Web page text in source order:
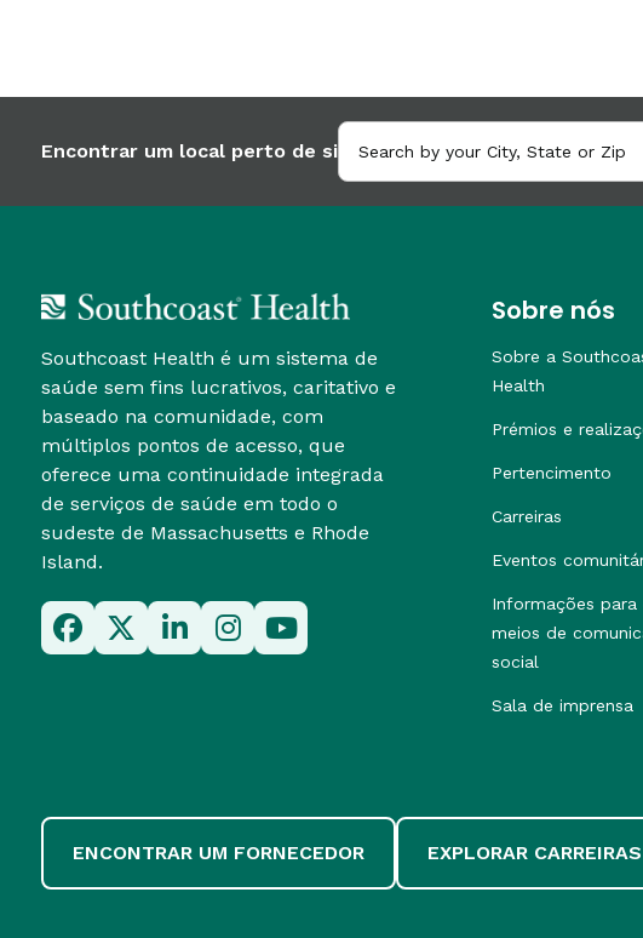
Encontrar um local perto de si
Southcoast Health é um sistema de
saúde sem fins lucrativos, caritativo e
baseado na comunidade, com
múltiplos pontos de acesso, que
oferece uma continuidade integrada
de serviços de saúde em todo o
sudeste de Massachusetts e Rhode
Island.
Sobre nós
Sobre a
Health
Prémios e
Pertencimento
Carreiras
Eventos
Informações para
meios de
social
Sala de imprensa
ENCONTRAR UM FORNECEDOR EXPLORAR CARREIRAS